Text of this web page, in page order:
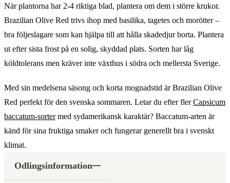
När plantorna har 2-4 riktiga blad, plantera om dem i större krukor.
Brazilian Olive Red trivs ihop med basilika, tagetes och morötter –
bra följeslagare som kan hjälpa till att hålla skadedjur borta. Plantera
ut efter sista frost på en solig, skyddad plats. Sorten har låg
köldtolerans men kräver inte växthus i södra och mellersta Sverige.
Med sin medelsena säsong och korta mognadstid är Brazilian Olive
Red perfekt för den svenska sommaren. Letar du efter flerCapsicum
baccatum-sortermed sydamerikansk karaktär? Baccatum-arten är
känd för sina fruktiga smaker och fungerar generellt bra i svenskt
klimat.
Odlingsinformation